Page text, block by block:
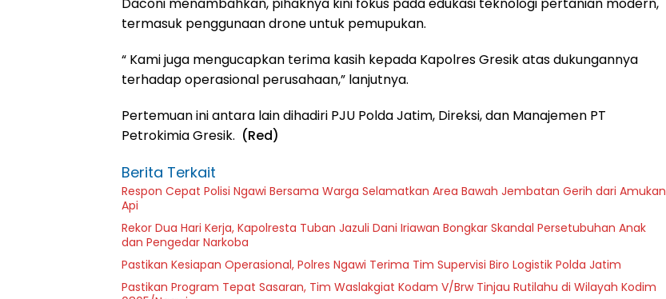
termasuk penggunaan drone untuk pemupukan.
“ Kami juga mengucapkan terima kasih kepada Kapolres Gresik atas dukungannya
terhadap operasional perusahaan,” lanjutnya.
Pertemuan ini antara lain dihadiri PJU Polda Jatim, Direksi, dan Manajemen PT
Petrokimia Gresik. (Red)
Berita Terkait
Respon Cepat Polisi Ngawi Bersama Warga Selamatkan Area Bawah Jembatan Gerih dari Amukan
Api
Rekor Dua Hari Kerja, Kapolresta Tuban Jazuli Dani Iriawan Bongkar Skandal Persetubuhan Anak
dan Pengedar Narkoba
Pastikan Kesiapan Operasional, Polres Ngawi Terima Tim Supervisi Biro Logistik Polda Jatim
Pastikan Program Tepat Sasaran, Tim Waslakgiat Kodam V/Brw Tinjau Rutilahu di Wilayah Kodim